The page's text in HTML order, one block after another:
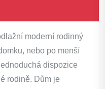
moderní rodinný
nebo po menší
dispozice
rodině. Dům je